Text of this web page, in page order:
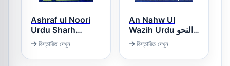
Ashraf ul Noori
Urdu Sharh
Quduri اشرف
النوری اردو شرح
مختصر القدوری
বিস্তারিত দেখুন
An Nahw Ul
Wazih Urdu النحو
الواضح اردو
বিস্তারিত দেখুন